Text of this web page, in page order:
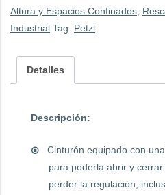
Altura y Espacios Confinados
Industrial Tag: Petzl
Detalles
Descripción:
Cinturón equipado con
para poderla abrir y
perder la regulación,